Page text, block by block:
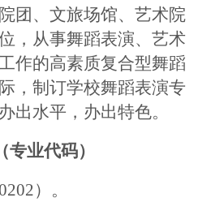
团、文旅场馆、艺术院
，从事舞蹈表演、艺术
作的高素质复合型舞蹈
， 制订学校舞蹈表演专
出水平，办出特色。
业代码）
2）。